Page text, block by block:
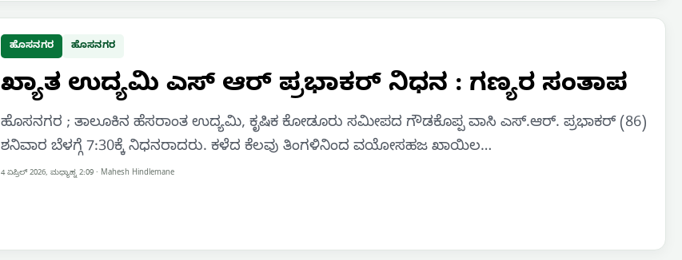
ಹೊಸನಗರ ಹೊಸನಗರ
ಖ್ಯಾತ ಉದ್ಯಮಿ ಎಸ್ ಆರ್ ಪ್ರಭಾಕರ್ ನಿಧನ : ಗಣ್ಯರ ಸಂತಾಪ
ಹೊಸನಗರ ; ತಾಲೂಕಿನ ಹೆಸರಾಂತ ಉದ್ಯಮಿ, ಕೃಷಿಕ ಕೋಡೂರು ಸಮೀಪದ ಗೌಡಕೊಪ್ಪ ವಾಸಿ ಎಸ್.ಆರ್. ಪ್ರಭಾಕರ್ (86)
ಶನಿವಾರ ಬೆಳಗ್ಗೆ 7:30ಕ್ಕೆ ನಿಧನರಾದರು. ಕಳೆದ ಕೆಲವು ತಿಂಗಳಿನಿಂದ ವಯೋಸಹಜ ಖಾಯಿಲ…
4 ಏಪ್ರಿಲ್ 2026, ಮಧ್ಯಾಹ್ನ 2:09 · Mahesh Hindlemane